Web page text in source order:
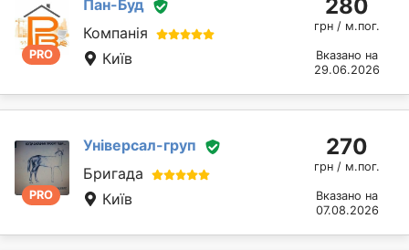
PRO
Пан-Буд
Компанія
Київ
280
грн / м.пог.
Вказано на
29.06.2026
PRO
Універсал-груп
Бригада
Київ
270
грн / м.пог.
Вказано на
07.08.2026